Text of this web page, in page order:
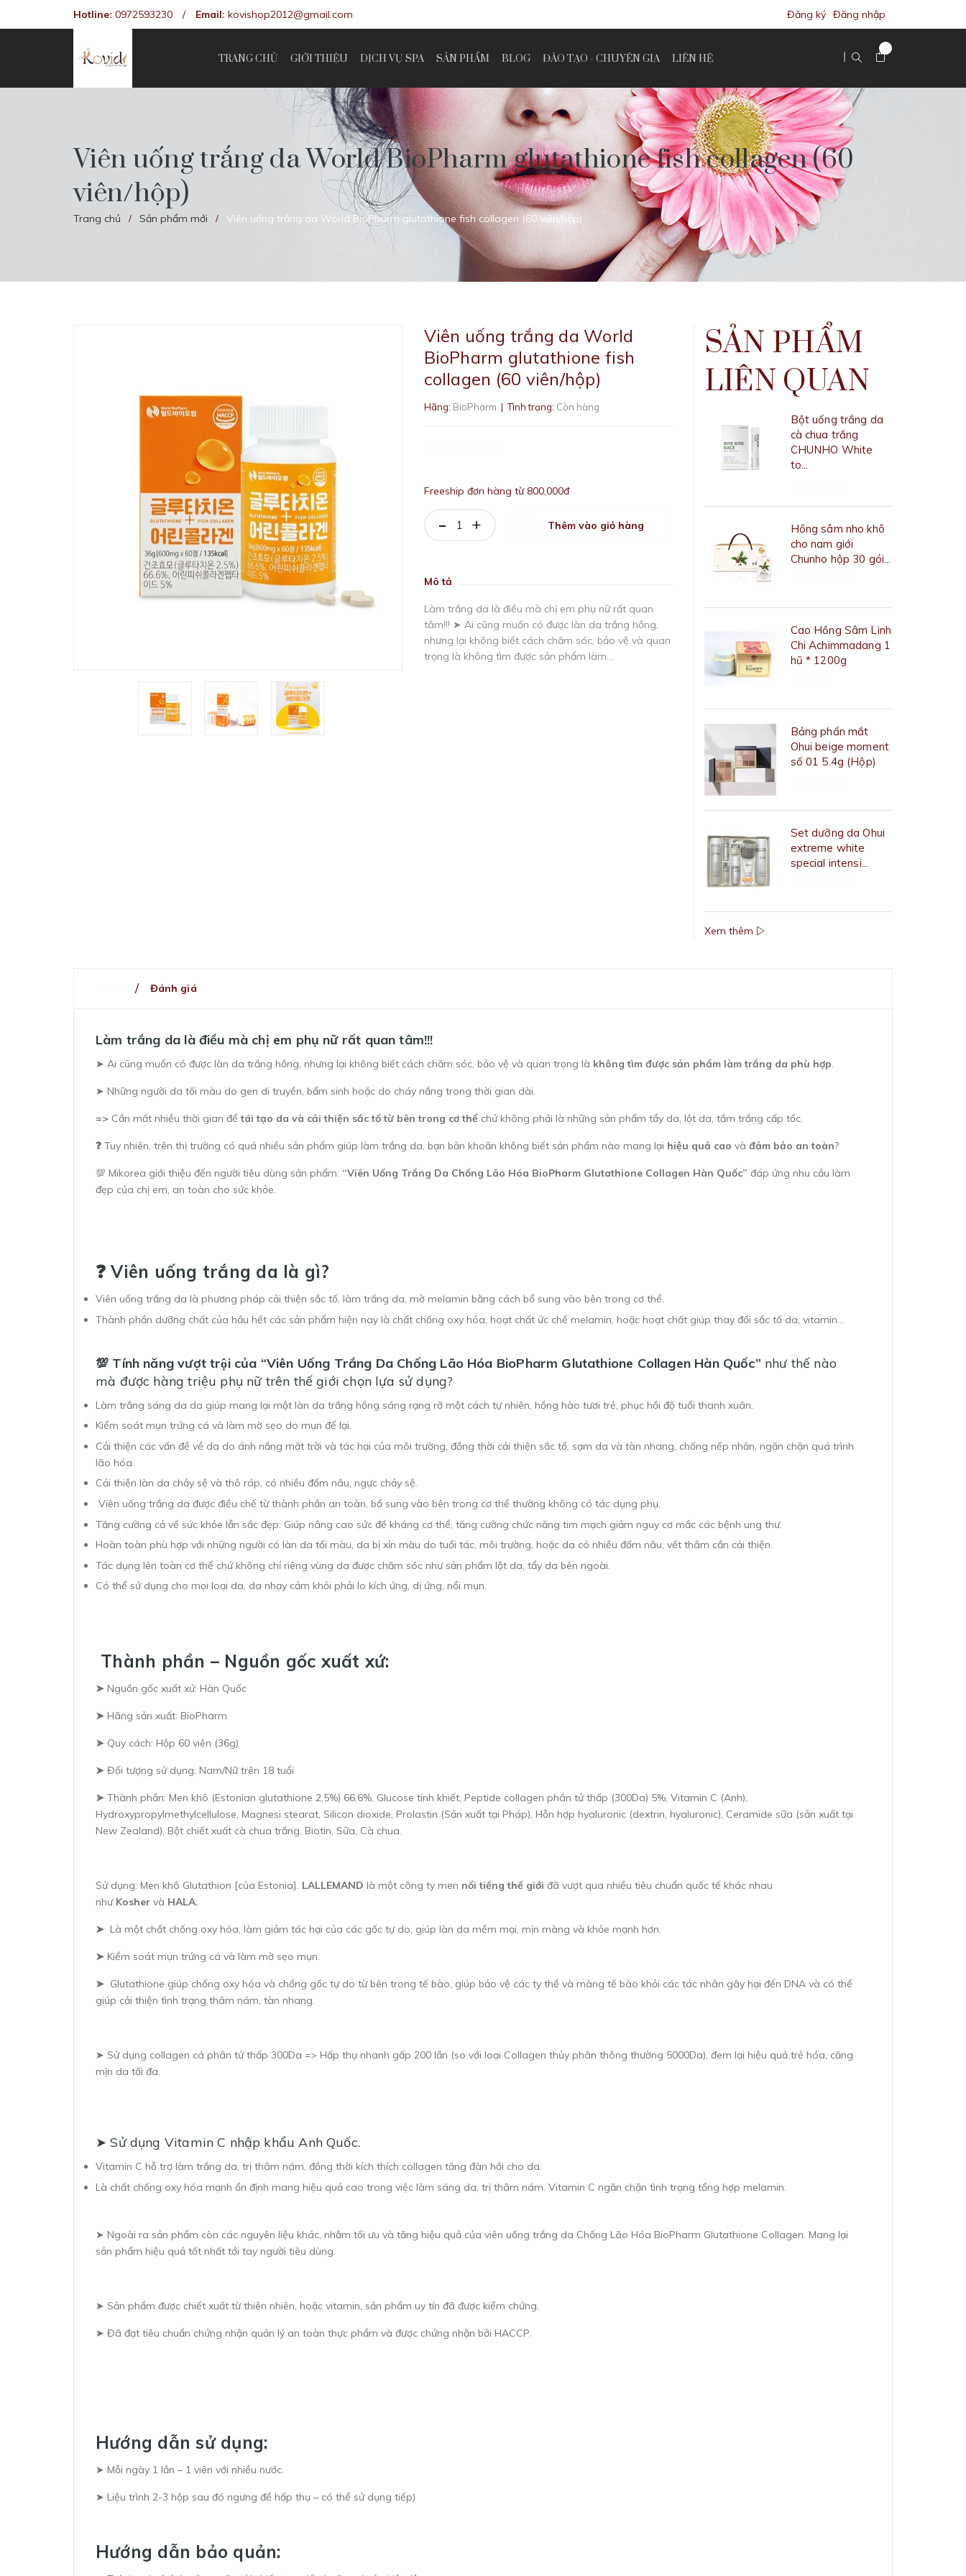
Hotline: 0972593230 / Email: kovishop2012@gmail.com Đăng ký Đăng nhập
TRANG CHỦ GIỚI THIỆU DỊCH VỤ SPA SẢN PHẨM BLOG ĐÀO TẠO - CHUYÊN GIA LIÊN HỆ
Viên uống trắng da World BioPharm glutathione fish collagen (60
viên/hộp)
Trang chủ / Sản phẩm mới / Viên uống trắng da World BioPharm glutathione fish collagen (60 viên/hộp)
Viên uống trắng da World
BioPharm glutathione fish
collagen (60 viên/hộp)
Hãng: BioPharm | Tình trạng: Còn hàng
Freeship đơn hàng từ 800,000đ
- + Thêm vào giỏ hàng
Mô tả
Làm trắng da là điều mà chị em phụ nữ rất quan
tâm!!! ➤ Ai cũng muốn có được làn da trắng hồng,
nhưng lại không biết cách chăm sóc, bảo vệ và quan
trọng là không tìm được sản phẩm làm...
SẢN PHẨM
LIÊN QUAN
Bột uống trắng da
cà chua trắng
CHUNHO White
to...
Hồng sâm nho khô
cho nam giới
Chunho hộp 30 gói...
Cao Hồng Sâm Linh
Chi Achimmadang 1
hũ * 1200g
Bảng phấn mắt
Ohui beige moment
số 01 5.4g (Hộp)
Set dưỡng da Ohui
extreme white
special intensi...
Xem thêm
Đánh giá
Làm trắng da là điều mà chị em phụ nữ rất quan tâm!!!
➤ Ai cũng muốn có được làn da trắng hồng, nhưng lại không biết cách chăm sóc, bảo vệ và quan trọng là không tìm được sản phẩm làm trắng da phù hợp.
➤ Những người da tối màu do gen di truyền, bẩm sinh hoặc do cháy nắng trong thời gian dài.
=> Cần mất nhiều thời gian đểtái tạo da và cải thiện sắc tố từ bên trong cơ thể chứ không phải là những sản phẩm tẩy da, lột da, tắm trắng cấp tốc.
❓ Tuy nhiên, trên thị trường có quá nhiều sản phẩm giúp làm trắng da, bạn băn khoăn không biết sản phẩm nào mang lại hiệu quả cao và đảm bảo an toàn?
💯 Mikorea giới thiệu đến người tiêu dùng sản phẩm: “Viên Uống Trắng Da Chống Lão Hóa BioPharm Glutathione Collagen Hàn Quốc” đáp ứng nhu cầu làm
đẹp của chị em, an toàn cho sức khỏe.
❓ Viên uống trắng da là gì?
Viên uống trắng da là phương pháp cải thiện sắc tố, làm trắng da, mờ melamin bằng cách bổ sung vào bên trong cơ thể.
Thành phần dưỡng chất của hầu hết các sản phẩm hiện nay là chất chống oxy hóa, hoạt chất ức chế melamin, hoặc hoạt chất giúp thay đổi sắc tố da, vitamin…
💯 Tính năng vượt trội của “Viên Uống Trắng Da Chống Lão Hóa BioPharm Glutathione Collagen Hàn Quốc” như thế nào
mà được hàng triệu phụ nữ trên thế giới chọn lựa sử dụng?
Làm trắng sáng da da giúp mang lại một làn da trắng hồng sáng rạng rỡ một cách tự nhiên, hồng hào tươi trẻ, phục hồi độ tuổi thanh xuân.
Kiểm soát mụn trứng cá và làm mờ sẹo do mụn để lại.
Cải thiện các vấn đề về da do ánh nắng mặt trời và tác hại của môi trường, đồng thời cải thiện sắc tố, sạm da và tàn nhang, chống nếp nhăn, ngăn chặn quá trình
lão hóa.
Cải thiện làn da chảy sệ và thô ráp, có nhiều đốm nâu, ngực chảy sệ.
Viên uống trắng da được điều chế từ thành phần an toàn, bổ sung vào bên trong cơ thể thường không có tác dụng phụ.
Tăng cường cả về sức khỏe lẫn sắc đẹp: Giúp nâng cao sức đề kháng cơ thể, tăng cường chức năng tim mạch giảm nguy cơ mắc các bệnh ung thư.
Hoàn toàn phù hợp với những người có làn da tối màu, da bị xỉn màu do tuổi tác, môi trường, hoặc da có nhiều đốm nâu, vết thâm cần cải thiện.
Tác dụng lên toàn cơ thể chứ không chỉ riêng vùng da được chăm sóc như sản phẩm lột da, tẩy da bên ngoài.
Có thể sử dụng cho mọi loại da, da nhạy cảm khỏi phải lo kích ứng, dị ứng, nổi mụn.
Thành phần – Nguồn gốc xuất xứ:
➤ Nguồn gốc xuất xứ: Hàn Quốc
➤ Hãng sản xuất: BioPharm
➤ Quy cách: Hộp 60 viên (36g)
➤ Đối tượng sử dụng: Nam/Nữ trên 18 tuổi
➤ Thành phần: Men khô (Estonian glutathione 2,5%) 66,6%, Glucose tinh khiết, Peptide collagen phân tử thấp (300Da) 5%, Vitamin C (Anh),
Hydroxypropylmethylcellulose, Magnesi stearat, Silicon dioxide, Prolastin (Sản xuất tại Pháp), Hỗn hợp hyaluronic (dextrin, hyaluronic), Ceramide sữa (sản xuất tại
New Zealand), Bột chiết xuất cà chua trắng, Biotin, Sữa, Cà chua.
Sử dụng: Men khô Glutathion [của Estonia]. LALLEMAND là một công ty men nổi tiếng thế giới đã vượt qua nhiều tiêu chuẩn quốc tế khác nhau
như Kosher và HALA.
➤ Là một chất chống oxy hóa, làm giảm tác hại của các gốc tự do, giúp làn da mềm mại, mịn màng và khỏe mạnh hơn.
➤ Kiểm soát mụn trứng cá và làm mờ sẹo mụn.
➤ Glutathione giúp chống oxy hóa và chống gốc tự do từ bên trong tế bào, giúp bảo vệ các ty thể và màng tế bào khỏi các tác nhân gây hại đến DNA và có thể
giúp cải thiện tình trạng thâm nám, tàn nhang.
➤ Sử dụng collagen cá phân tử thấp 300Da => Hấp thụ nhanh gấp 200 lần (so với loại Collagen thủy phân thông thường 5000Da), đem lại hiệu quả trẻ hóa, căng
mịn da tối đa.
➤ Sử dụng Vitamin C nhập khẩu Anh Quốc.
Vitamin C hỗ trợ làm trắng da, trị thâm nám, đồng thời kích thích collagen tăng đàn hồi cho da.
Là chất chống oxy hóa mạnh ổn định mang hiệu quả cao trong việc làm sáng da, trị thâm nám. Vitamin C ngăn chặn tình trạng tổng hợp melamin.
➤ Ngoài ra sản phẩm còn các nguyên liệu khác, nhằm tối ưu và tăng hiệu quả của viên uống trắng da Chống Lão Hóa BioPharm Glutathione Collagen. Mang lại
sản phẩm hiệu quả tốt nhất tới tay người tiêu dùng.
➤ Sản phẩm được chiết xuất từ thiên nhiên, hoặc vitamin, sản phẩm uy tín đã được kiểm chứng.
➤ Đã đạt tiêu chuẩn chứng nhận quản lý an toàn thực phẩm và được chứng nhận bởi HACCP.
Hướng dẫn sử dụng:
➤ Mỗi ngày 1 lần – 1 viên với nhiều nước.
➤ Liệu trình 2-3 hộp sau đó ngưng để hấp thụ – có thể sử dụng tiếp)
Hướng dẫn bảo quản: